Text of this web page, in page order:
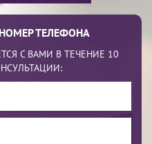
ТЕЛЕФОНА
С ВАМИ В ТЕЧЕНИЕ 10